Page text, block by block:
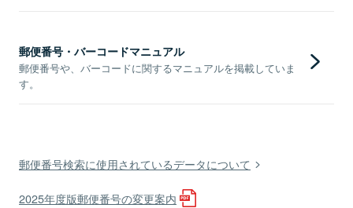
郵便番号・バーコードマニュアル
郵便番号や、バーコードに関するマニュアルを掲載していま
す。
郵便番号検索に使用されているデータについて
2025年度版郵便番号の変更案内